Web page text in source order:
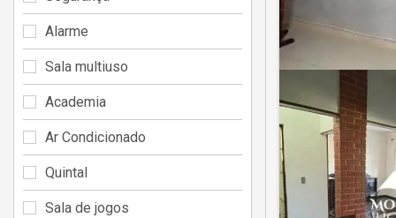
Alarme
Sala multiuso
Academia
Ar Condicionado
Quintal
Sala de jogos